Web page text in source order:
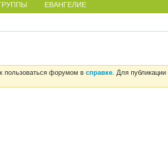
ЕВАНГЕЛИЕ
пользоваться форумом в справке. Для